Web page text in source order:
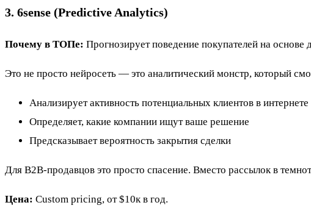
3. 6sense (Predictive Analytics)
Почему в ТОПе: Прогнозирует поведение покупателей на основе
Это не просто нейросеть — это аналитический монстр, который
Анализирует активность потенциальных клиентов в интернете
Определяет, какие компании ищут ваше решение
Предсказывает вероятность закрытия сделки
Для B2B-продавцов это просто спасение. Вместо рассылок в
Цена: Custom pricing, от $10к в год.